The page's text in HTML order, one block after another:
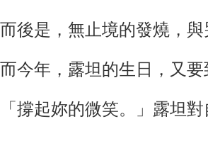
而後是，無止境的發燒，
而今年，露坦的生日，又要
「撐起妳的微笑。」露坦對